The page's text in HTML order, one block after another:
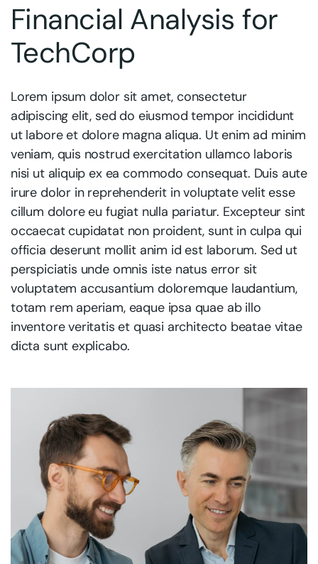
Financial Analysis for
TechCorp
Lorem ipsum dolor sit amet, consectetur
adipiscing elit, sed do eiusmod tempor incididunt
ut labore et dolore magna aliqua. Ut enim ad minim
veniam, quis nostrud exercitation ullamco laboris
nisi ut aliquip ex ea commodo consequat. Duis aute
irure dolor in reprehenderit in voluptate velit esse
cillum dolore eu fugiat nulla pariatur. Excepteur sint
occaecat cupidatat non proident, sunt in culpa qui
officia deserunt mollit anim id est laborum. Sed ut
perspiciatis unde omnis iste natus error sit
voluptatem accusantium doloremque laudantium,
totam rem aperiam, eaque ipsa quae ab illo
inventore veritatis et quasi architecto beatae vitae
dicta sunt explicabo.